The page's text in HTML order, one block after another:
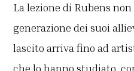
La lezione di Rubens
generazione dei suoi
lascito arriva fino ad
che lo hanno studiato,